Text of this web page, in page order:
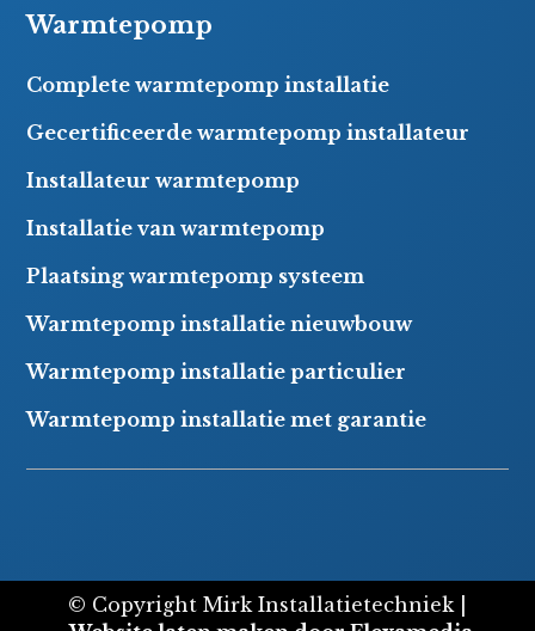
Warmtepomp
Complete warmtepomp installatie
Gecertificeerde warmtepomp installateur
Installateur warmtepomp
Installatie van warmtepomp
Plaatsing warmtepomp systeem
Warmtepomp installatie nieuwbouw
Warmtepomp installatie particulier
Warmtepomp installatie met garantie
© Copyright Mirk Installatietechniek |